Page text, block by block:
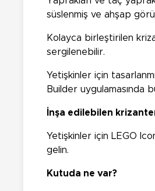
süslenmiş ve ahşap
Kolayca birleştirilen
sergilenebilir.
Yetişkinler için
Builder uygulamasında
İnşa edilebilen
Yetişkinler için LEGO
gelin.
Kutuda ne var?